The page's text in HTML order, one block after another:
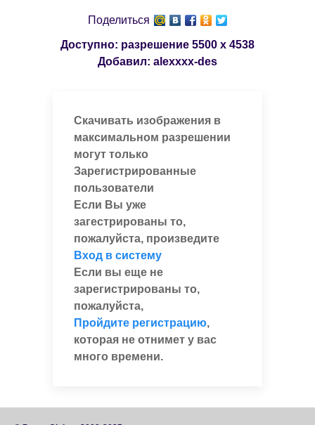
Поделиться
Доступно: разрешение 5500 x 4538
Добавил: alexxxx-des
Скачивать изображения в
максимальном разрешении
могут только
Зарегистрированные
пользователи
Если Вы уже
загестрированы то,
пожалуйста, произведите
Вход в систему
Если вы еще не
зарегистрированы то,
пожалуйста,
Пройдите регистрацию,
которая не отнимет у вас
много времени.